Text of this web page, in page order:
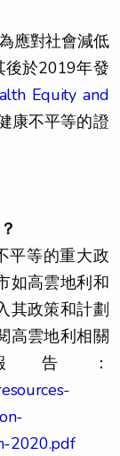
應對社會減低
後於2019年發
Equity and
康不平等的證
平等的重大政
如高雲地利和
其政策和計劃
高雲地利相關
告：
2020.pdf